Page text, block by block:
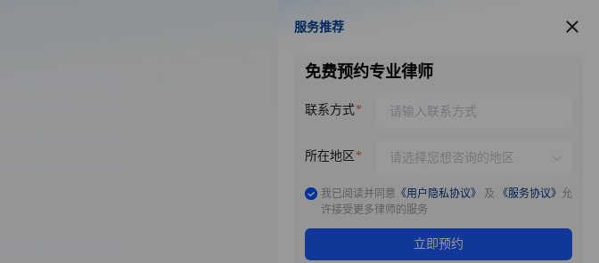
服务推荐
服务推荐
免费预约专业律师
联系方式
所在地区
我已阅读并同意 《用户隐私协议》 及 《服务协议》 允
许接受更多律师的服务
立即预约